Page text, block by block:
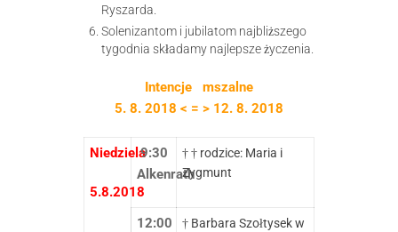
Ryszarda.
Solenizantom i jubilatom najbliższego
tygodnia składamy najlepsze życzenia.
Intencje mszalne
5. 8. 2018 < = > 12. 8. 2018
Niedziela
5.8.2018
9:30
Alkenrath
† † rodzice: Maria i
Zygmunt
12:00
† Barbara Szołtysek w